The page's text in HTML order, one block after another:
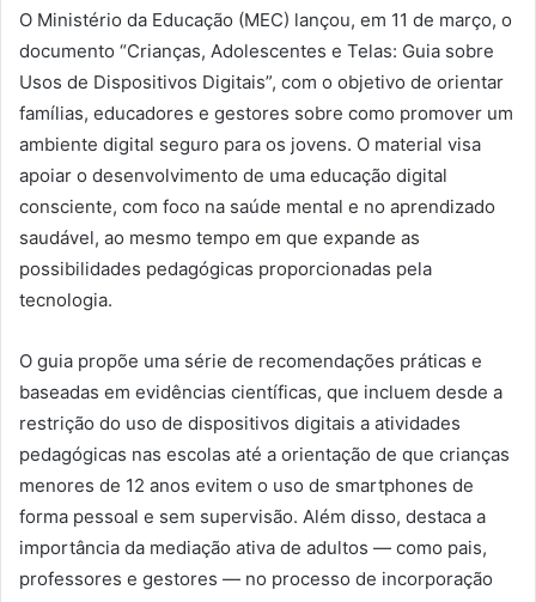
O Ministério da Educação (MEC) lançou, em 11 de março, o
documento “Crianças, Adolescentes e Telas: Guia sobre
Usos de Dispositivos Digitais”, com o objetivo de orientar
famílias, educadores e gestores sobre como promover um
ambiente digital seguro para os jovens. O material visa
apoiar o desenvolvimento de uma educação digital
consciente, com foco na saúde mental e no aprendizado
saudável, ao mesmo tempo em que expande as
possibilidades pedagógicas proporcionadas pela
tecnologia.
O guia propõe uma série de recomendações práticas e
baseadas em evidências científicas, que incluem desde a
restrição do uso de dispositivos digitais a atividades
pedagógicas nas escolas até a orientação de que crianças
menores de 12 anos evitem o uso de smartphones de
forma pessoal e sem supervisão. Além disso, destaca a
importância da mediação ativa de adultos — como pais,
professores e gestores — no processo de incorporação